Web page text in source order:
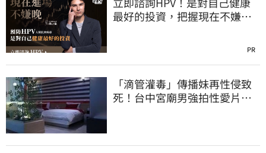
最好的投資，把握現在不嫌
PR
「滴管灌毒」傳播妹再性侵致
死！台中宮廟男強拍性愛片